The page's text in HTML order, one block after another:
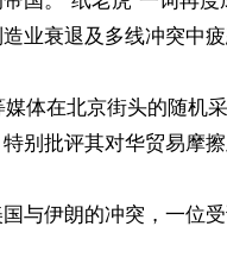
业衰退及多线冲突中疲
体在北京街头的随机
别批评其对华贸易摩擦
与伊朗的冲突，一位